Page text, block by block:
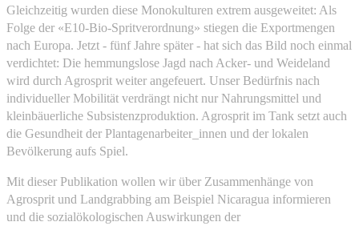
Gleichzeitig wurden diese Monokulturen extrem ausgeweitet: Als
Folge der «E10-Bio-Spritverordnung» stiegen die Exportmengen
nach Europa. Jetzt - fünf Jahre später - hat sich das Bild noch einmal
verdichtet: Die hemmungslose Jagd nach Acker- und Weideland
wird durch Agrosprit weiter angefeuert. Unser Bedürfnis nach
individueller Mobilität verdrängt nicht nur Nahrungsmittel und
kleinbäuerliche Subsistenzproduktion. Agrosprit im Tank setzt auch
die Gesundheit der Plantagenarbeiter_innen und der lokalen
Bevölkerung aufs Spiel.
Mit dieser Publikation wollen wir über Zusammenhänge von
Agrosprit und Landgrabbing am Beispiel Nicaragua informieren
und die sozialökologischen Auswirkungen der